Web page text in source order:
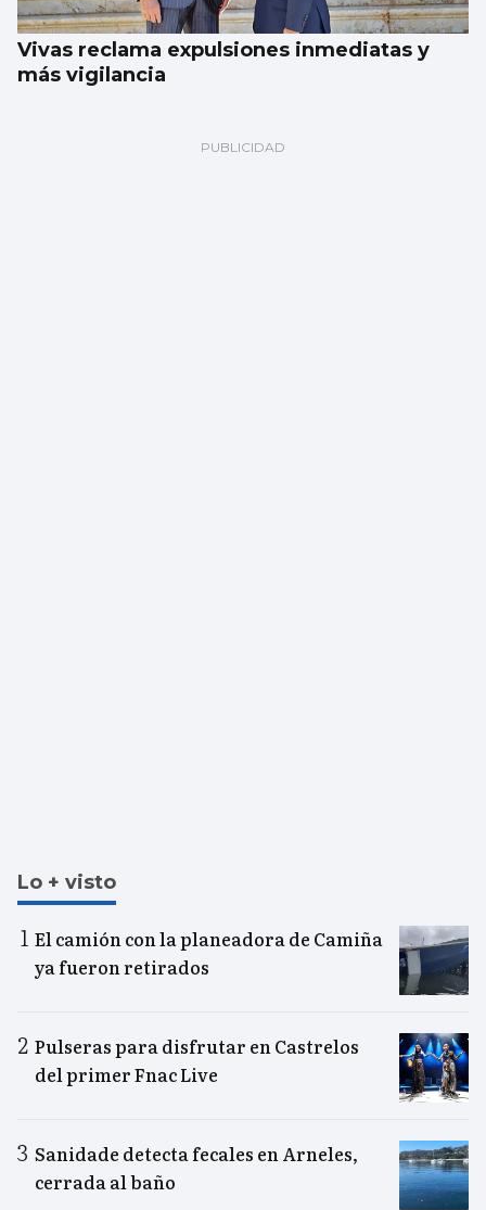
Vivas reclama expulsiones inmediatas y
más vigilancia
Lo + visto
El camión con la planeadora de Camiña
ya fueron retirados
Pulseras para disfrutar en Castrelos
del primer Fnac Live
Sanidade detecta fecales en Arneles,
cerrada al baño